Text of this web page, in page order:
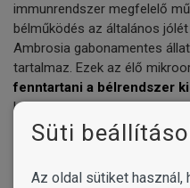
immunrendszer megfelelő
bélműködés az általános
Ambrosia gabonamentes
tartalmaz. Ezek az élő
fenntartani a bélrendszer
kedvencünk a puffadás jele,
Süti
Az oldal sütiket használ,